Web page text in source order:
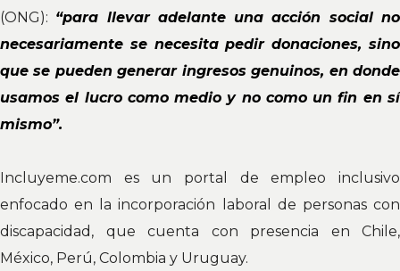
(ONG): “para llevar adelante una acción social no
necesariamente se necesita pedir donaciones, sino
que se pueden generar ingresos genuinos, en donde
usamos el lucro como medio y no como un fin en sí
mismo”.
Incluyeme.com es un portal de empleo inclusivo
enfocado en la incorporación laboral de personas con
discapacidad, que cuenta con presencia en Chile,
México, Perú, Colombia y Uruguay.